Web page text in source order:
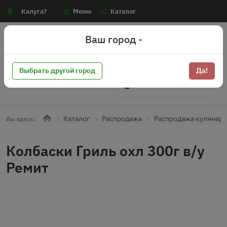
Калуга? Меню Каталог
Вы здесь: Каталог Распродажа Распродажа
Колбаски Гриль охл 300г в/у
Ремит
Ваш город -
Выбрать другой город Да!